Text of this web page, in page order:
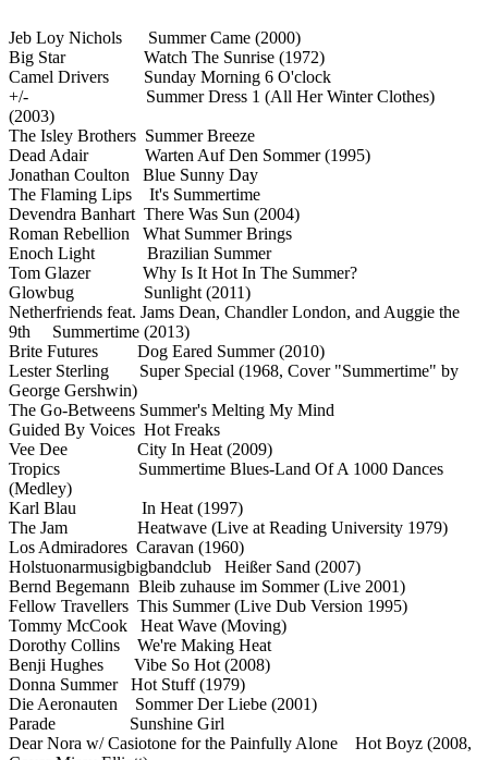
Jeb Loy Nichols Summer Came (2000)
Big Star Watch The Sunrise (1972)
Camel Drivers Sunday Morning 6 O'clock
+/- Summer Dress 1 (All Her Winter Clothes)
(2003)
The Isley Brothers Summer Breeze
Dead Adair Warten Auf Den Sommer (1995)
Jonathan Coulton Blue Sunny Day
The Flaming Lips It's Summertime
Devendra Banhart There Was Sun (2004)
Roman Rebellion What Summer Brings
Enoch Light Brazilian Summer
Tom Glazer Why Is It Hot In The Summer?
Glowbug Sunlight (2011)
Netherfriends feat. Jams Dean, Chandler London, and Auggie the
9th Summertime (2013)
Brite Futures Dog Eared Summer (2010)
Lester Sterling Super Special (1968, Cover "Summertime" by
George Gershwin)
The Go-Betweens Summer's Melting My Mind
Guided By Voices Hot Freaks
Vee Dee City In Heat (2009)
Tropics Summertime Blues-Land Of A 1000 Dances
(Medley)
Karl Blau In Heat (1997)
The Jam Heatwave (Live at Reading University 1979)
Los Admiradores Caravan (1960)
Holstuonarmusigbigbandclub Heißer Sand (2007)
Bernd Begemann Bleib zuhause im Sommer (Live 2001)
Fellow Travellers This Summer (Live Dub Version 1995)
Tommy McCook Heat Wave (Moving)
Dorothy Collins We're Making Heat
Benji Hughes Vibe So Hot (2008)
Donna Summer Hot Stuff (1979)
Die Aeronauten Sommer Der Liebe (2001)
Parade Sunshine Girl
Dear Nora w/ Casiotone for the Painfully Alone Hot Boyz (2008,